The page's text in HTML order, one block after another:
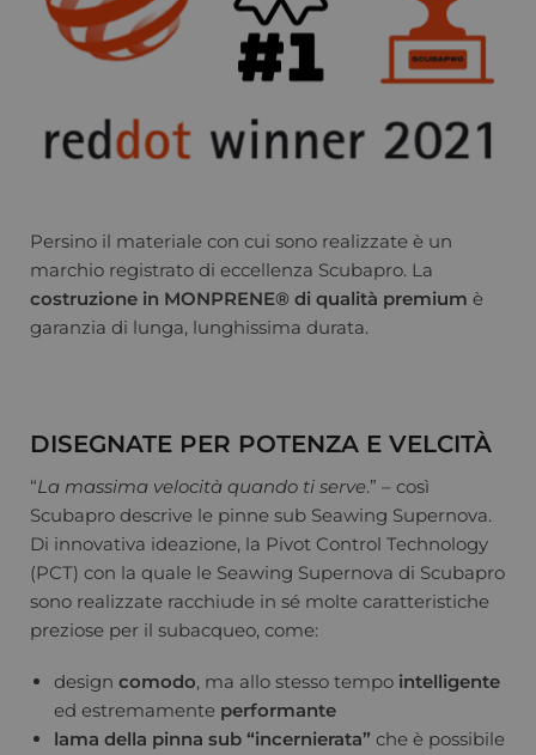
Persino il materiale con cui sono realizzate è un
marchio registrato di eccellenza Scubapro. La
costruzione in MONPRENE® di qualità premium è
garanzia di lunga, lunghissima durata.
DISEGNATE PER POTENZA E VELCITÀ
“La massima velocità quando ti serve.” – così
Scubapro descrive le pinne sub Seawing Supernova.
Di innovativa ideazione, la Pivot Control Technology
(PCT) con la quale le Seawing Supernova di Scubapro
sono realizzate racchiude in sé molte caratteristiche
preziose per il subacqueo, come:
design comodo, ma allo stesso tempo intelligente
ed estremamente performante
lama della pinna sub “incernierata” che è possibile